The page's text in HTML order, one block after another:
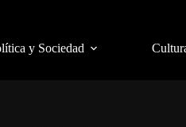
y Sociedad